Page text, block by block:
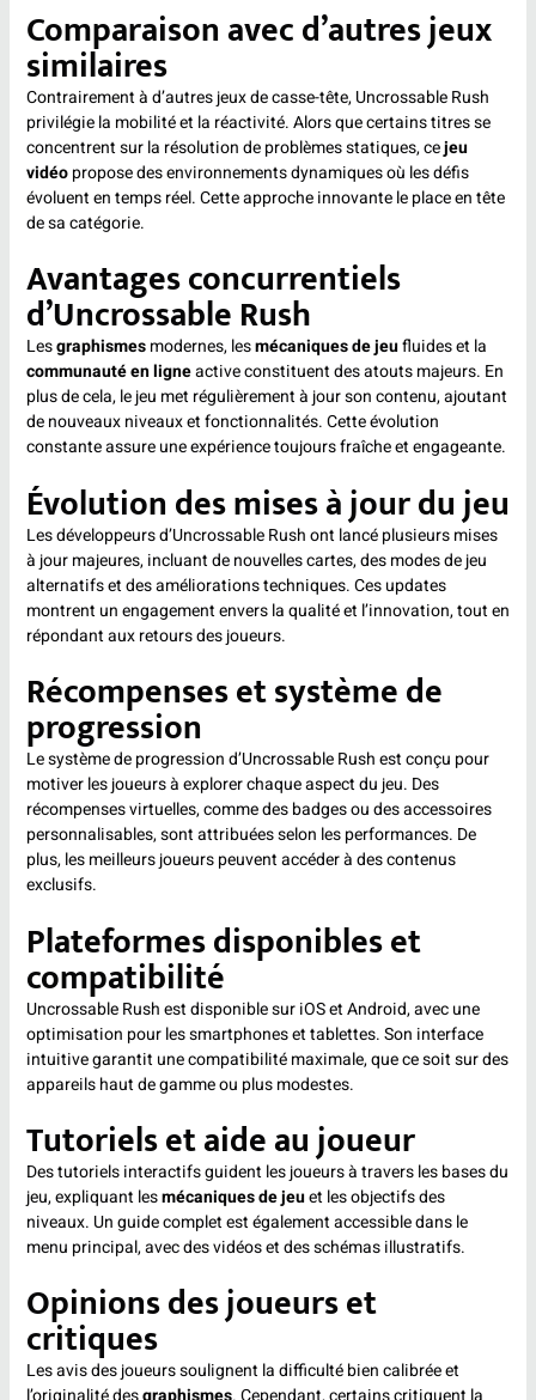
Comparaison avec d’autres jeux
similaires
Contrairement à d’autres jeux de casse-tête, Uncrossable Rush
privilégie la mobilité et la réactivité. Alors que certains titres se
concentrent sur la résolution de problèmes statiques, cejeu
vidéopropose des environnements dynamiques où les défis
évoluent en temps réel. Cette approche innovante le place en tête
de sa catégorie.
Avantages concurrentiels
d’Uncrossable Rush
Lesgraphismesmodernes, lesmécaniques de jeufluides et la
communauté en ligneactive constituent des atouts majeurs. En
plus de cela, le jeu met régulièrement à jour son contenu, ajoutant
de nouveaux niveaux et fonctionnalités. Cette évolution
constante assure une expérience toujours fraîche et engageante.
Évolution des mises à jour du jeu
Les développeurs d’Uncrossable Rush ont lancé plusieurs mises
à jour majeures, incluant de nouvelles cartes, des modes de jeu
alternatifs et des améliorations techniques. Ces updates
montrent un engagement envers la qualité et l’innovation, tout en
répondant aux retours des joueurs.
Récompenses et système de
progression
Le système de progression d’Uncrossable Rush est conçu pour
motiver les joueurs à explorer chaque aspect du jeu. Des
récompenses virtuelles, comme des badges ou des accessoires
personnalisables, sont attribuées selon les performances. De
plus, les meilleurs joueurs peuvent accéder à des contenus
exclusifs.
Plateformes disponibles et
compatibilité
Uncrossable Rush est disponible sur iOS et Android, avec une
optimisation pour les smartphones et tablettes. Son interface
intuitive garantit une compatibilité maximale, que ce soit sur des
appareils haut de gamme ou plus modestes.
Tutoriels et aide au joueur
Des tutoriels interactifs guident les joueurs à travers les bases du
jeu, expliquant lesmécaniques de jeuet les objectifs des
niveaux. Un guide complet est également accessible dans le
menu principal, avec des vidéos et des schémas illustratifs.
Opinions des joueurs et
critiques
Les avis des joueurs soulignent la difficulté bien calibrée et